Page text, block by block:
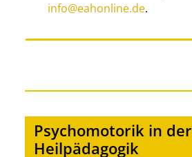
info@eahonline.de.
Psychomotorik in der
Heilpädagogik